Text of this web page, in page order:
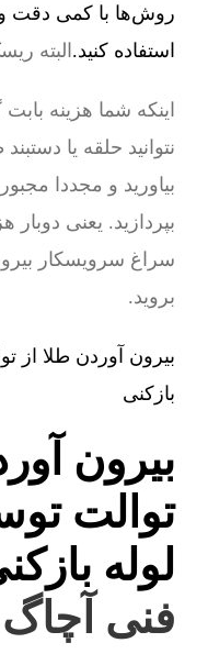
روش‌ها با کمی دقت
استفاده کنید.البته
اینکه شما هزینه
نتوانید حلقه یا
بیاورید و مجددا
بپردازید. یعنی دوبار
سراغ سرویسکار
بروید.
بیرون آوردن طلا از
بازکنی
بیرون
توالت
لوله
فنی آچاگ